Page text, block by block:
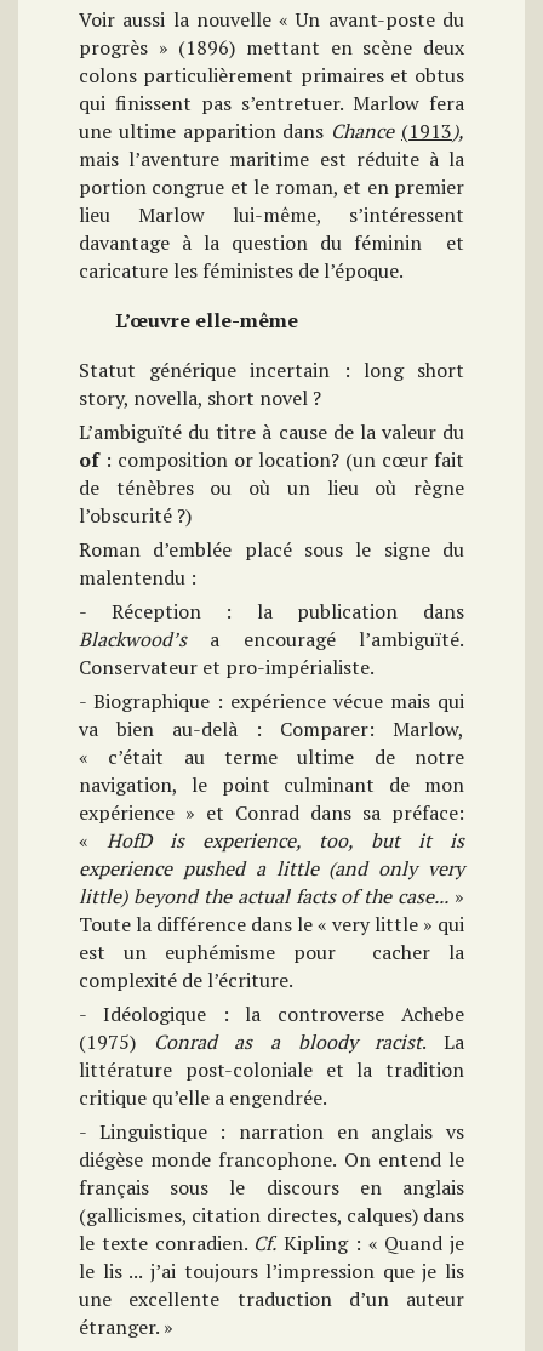
Voir aussi la nouvelle « Un avant-poste du
progrès » (1896) mettant en scène deux
colons particulièrement primaires et obtus
qui finissent pas s’entretuer. Marlow fera
une ultime apparition dans Chance (1913),
mais l’aventure maritime est réduite à la
portion congrue et le roman, et en premier
lieu Marlow lui-même, s’intéressent
davantage à la question du féminin et
caricature les féministes de l’époque.
L’œuvre elle-même
Statut générique incertain : long short
story, novella, short novel ?
L’ambiguïté du titre à cause de la valeur du
of : composition or location? (un cœur fait
de ténèbres ou où un lieu où règne
l’obscurité ?)
Roman d’emblée placé sous le signe du
malentendu :
- Réception : la publication dans
Blackwood’sa encouragé l’ambiguïté.
Conservateur et pro-impérialiste.
- Biographique : expérience vécue mais qui
va bien au-delà : Comparer: Marlow,
« c’était au terme ultime de notre
navigation, le point culminant de mon
expérience » et Conrad dans sa préface:
« HofD is experience, too, but it is
experience pushed a little (and only very
little) beyond the actual facts of the case... »
Toute la différence dans le « very little » qui
est un euphémisme pour cacher la
complexité de l’écriture.
- Idéologique : la controverse Achebe
(1975)
Conrad as a bloody racist. La
littérature post-coloniale et la tradition
critique qu’elle a engendrée.
- Linguistique : narration en anglais vs
diégèse monde francophone. On entend le
français sous le discours en anglais
(gallicismes, citation directes, calques) dans
le texte conradien. Cf.Kipling : « Quand je
le lis ... j’ai toujours l’impression que je lis
une excellente traduction d’un auteur
étranger. »